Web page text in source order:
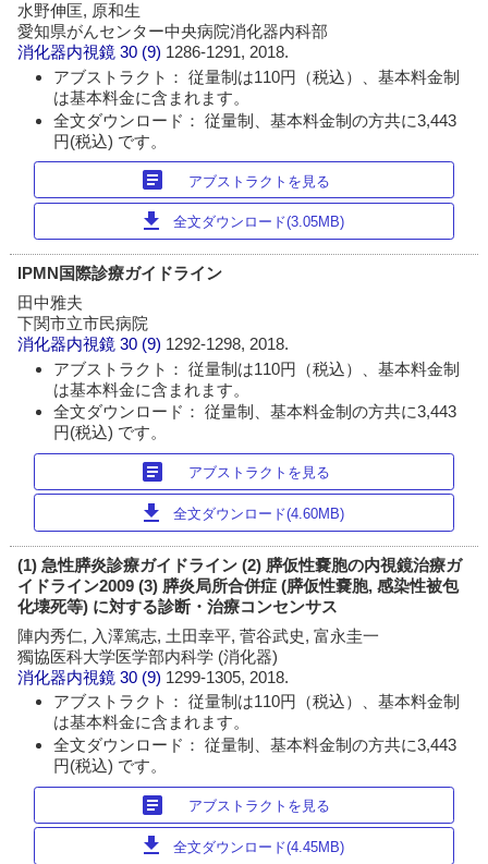
水野伸匡, 原和生
愛知県がんセンター中央病院消化器内科部
消化器内視鏡 30 (9) 1286-1291, 2018.
アブストラクト： 従量制は110円（税込）、基本料金制
は基本料金に含まれます。
全文ダウンロード： 従量制、基本料金制の方共に3,443
円(税込) です。
article アブストラクトを見る
download 全文ダウンロード(3.05MB)
IPMN国際診療ガイドライン
田中雅夫
下関市立市民病院
消化器内視鏡 30 (9) 1292-1298, 2018.
アブストラクト： 従量制は110円（税込）、基本料金制
は基本料金に含まれます。
全文ダウンロード： 従量制、基本料金制の方共に3,443
円(税込) です。
article アブストラクトを見る
download 全文ダウンロード(4.60MB)
(1) 急性膵炎診療ガイドライン (2) 膵仮性嚢胞の内視鏡治療ガ
イドライン2009 (3) 膵炎局所合併症 (膵仮性嚢胞, 感染性被包
化壊死等) に対する診断・治療コンセンサス
陣内秀仁, 入澤篤志, 土田幸平, 菅谷武史, 富永圭一
獨協医科大学医学部内科学 (消化器)
消化器内視鏡 30 (9) 1299-1305, 2018.
アブストラクト： 従量制は110円（税込）、基本料金制
は基本料金に含まれます。
全文ダウンロード： 従量制、基本料金制の方共に3,443
円(税込) です。
article アブストラクトを見る
download 全文ダウンロード(4.45MB)